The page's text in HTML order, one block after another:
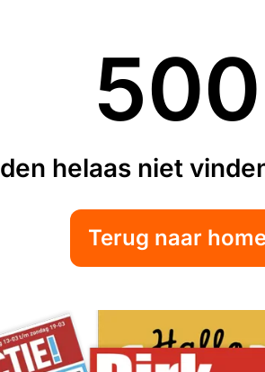
500
helaas niet
Terug naar